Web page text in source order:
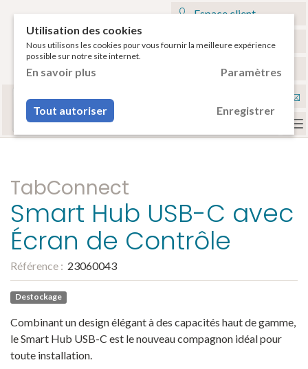
ou votre smartphone pour voir vos accessoires
compatibles.
Espace client
Mon panier
Français
TabConnect
Smart Hub USB-C avec
Écran de Contrôle
Référence : 23060043
Destockage
Combinant un design élégant à des capacités haut de gamme,
le Smart Hub USB-C est le nouveau compagnon idéal pour
toute installation.
Utilisation des cookies
Nous utilisons les cookies pour vous fournir la meilleure expérience
possible sur notre site internet.
En savoir plus Paramètres
Tout autoriser Enregistrer